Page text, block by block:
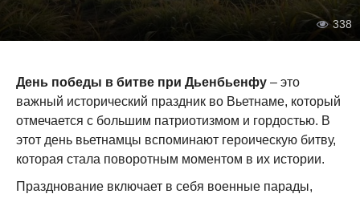
338
День победы в битве при Дьенбьенфу – это
важный исторический праздник во Вьетнаме, который
отмечается с большим патриотизмом и гордостью. В
этот день вьетнамцы вспоминают героическую битву,
которая стала поворотным моментом в их истории.
Празднование включает в себя военные парады,